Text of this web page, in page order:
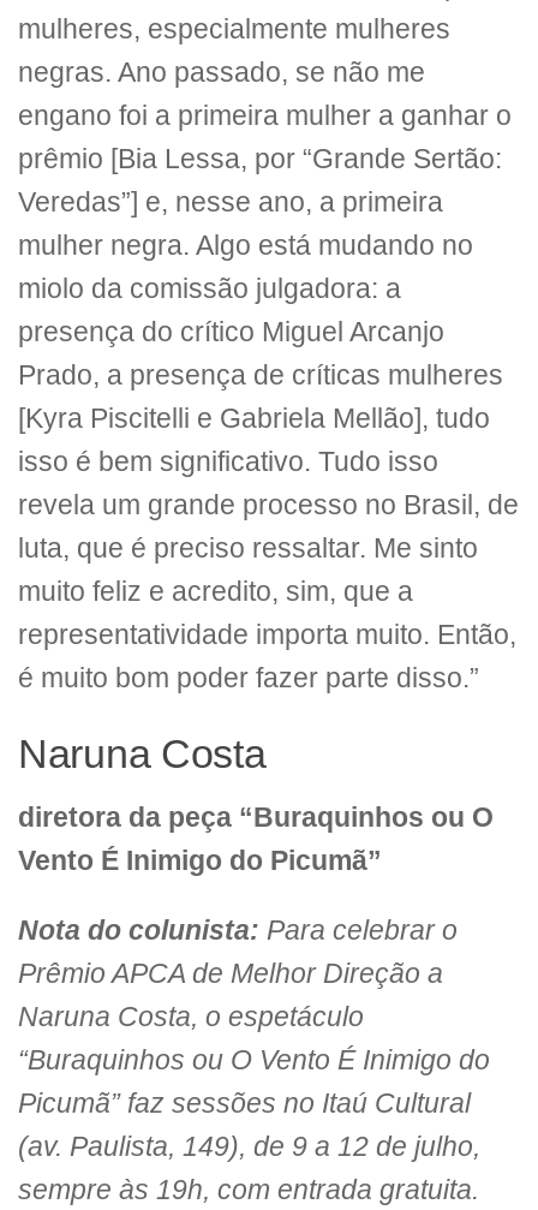
mulheres, especialmente mulheres
negras. Ano passado, se não me
engano foi a primeira mulher a ganhar o
prêmio [Bia Lessa, por “Grande Sertão:
Veredas”] e, nesse ano, a primeira
mulher negra. Algo está mudando no
miolo da comissão julgadora: a
presença do crítico Miguel Arcanjo
Prado, a presença de críticas mulheres
[Kyra Piscitelli e Gabriela Mellão], tudo
isso é bem significativo. Tudo isso
revela um grande processo no Brasil, de
luta, que é preciso ressaltar. Me sinto
muito feliz e acredito, sim, que a
representatividade importa muito. Então,
é muito bom poder fazer parte disso.”
Naruna Costa
diretora da peça “Buraquinhos ou O
Vento É Inimigo do Picumã”
Nota do colunista: Para celebrar o
Prêmio APCA de Melhor Direção a
Naruna Costa, o espetáculo
“Buraquinhos ou O Vento É Inimigo do
Picumã” faz sessões no Itaú Cultural
(av. Paulista, 149), de 9 a 12 de julho,
sempre às 19h, com entrada gratuita.